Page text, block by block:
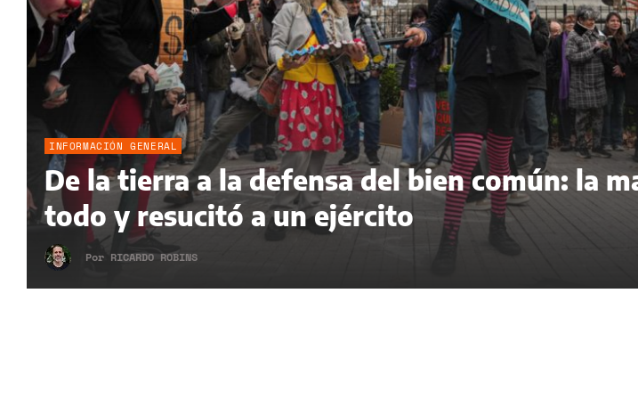
INFORMACIÓN GENERAL
De la tierra a la defensa del bien común: la
todo y resucitó a un ejército
Por RICARDO ROBINS